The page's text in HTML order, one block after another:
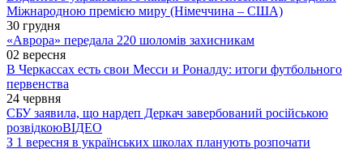
Міжнародною премією миру (Німеччина – США)
30 грудня
«Аврора» передала 220 шоломів захисникам
02 вересня
В Черкассах есть свои Месси и Роналду: итоги футбольного
первенства
24 червня
СБУ заявила, що нардеп Деркач завербований російською
розвідкоюВІДЕО
З 1 вересня в українських школах планують розпочати